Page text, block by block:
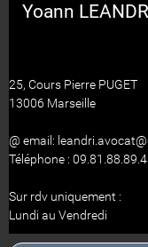
Yoann
25, Cours Pierre PUGET
13006 Marseille
@ email:
Téléphone :
Sur rdv uniquement :
Lundi au Vendredi